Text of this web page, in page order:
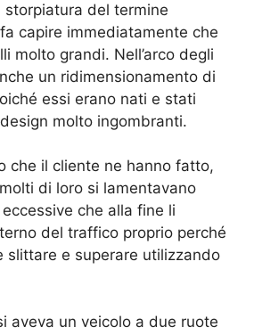
storpiatura del termine
capire immediatamente che
molto grandi. Nell’arco degli
un ridimensionamento di
essi erano nati e stati
molto ingombranti.
che il cliente ne hanno fatto,
di loro si lamentavano
che alla fine li
del traffico proprio perché
slittare e superare utilizzando
aveva un veicolo a due ruote